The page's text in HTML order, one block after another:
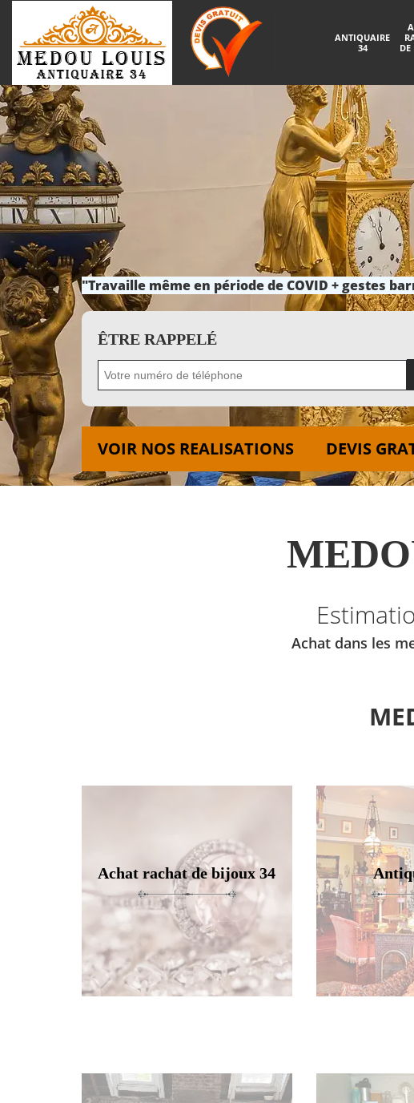
ANTIQUAIRE
34
DE
"Travaille même en période de COVID + gestes
ÊTRE RAPPELÉ
VOIR NOS REALISATIONS DEVIS
Achat dans les
Achat rachat de bijoux 34